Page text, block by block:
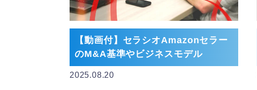
【動画付】セラシオAmazonセラー
のM&A基準やビジネスモデル
2025.08.20